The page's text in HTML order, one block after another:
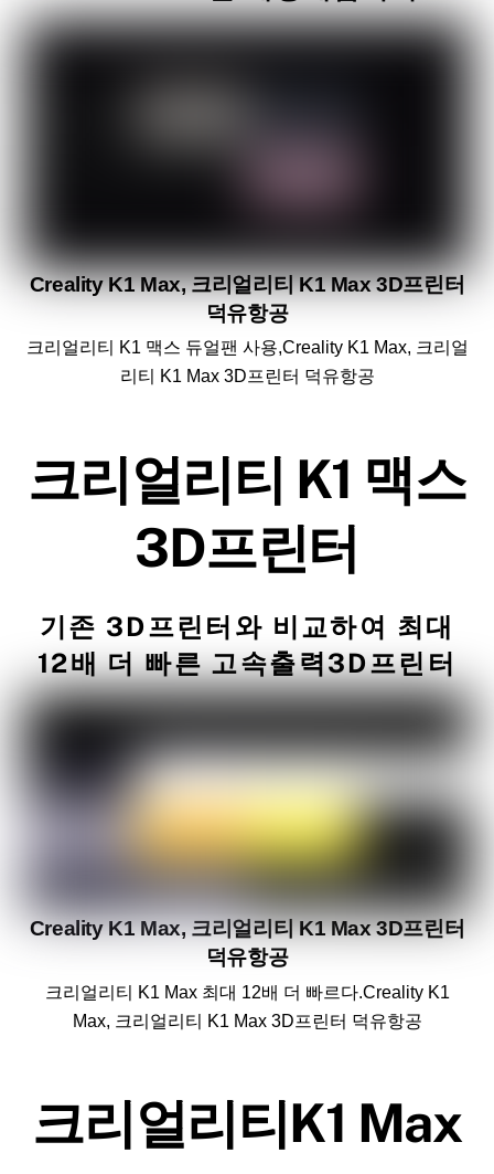
Creality K1 Max, 크리얼리티 K1 Max 3D프린터
덕유항공
크리얼리티 K1 맥스 듀얼팬 사용,Creality K1 Max, 크리얼
리티 K1 Max 3D프린터 덕유항공
크리얼리티 K1 맥스
3D프린터
기존 3D프린터와 비교하여 최대
12배 더 빠른 고속출력3D프린터
Creality K1 Max, 크리얼리티 K1 Max 3D프린터
덕유항공
크리얼리티 K1 Max 최대 12배 더 빠르다.Creality K1
Max, 크리얼리티 K1 Max 3D프린터 덕유항공
크리얼리티K1 Max